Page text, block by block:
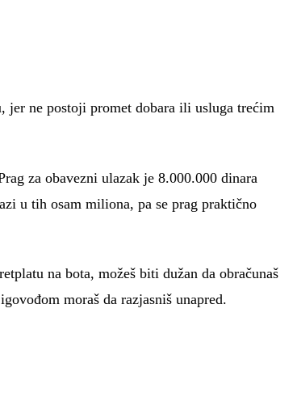
jer ne postoji promet dobara ili usluga trećim
za obavezni ulazak je 8.000.000 dinara
u tih osam miliona, pa se prag praktično
na bota, možeš biti dužan da obračunaš
moraš da razjasniš unapred.